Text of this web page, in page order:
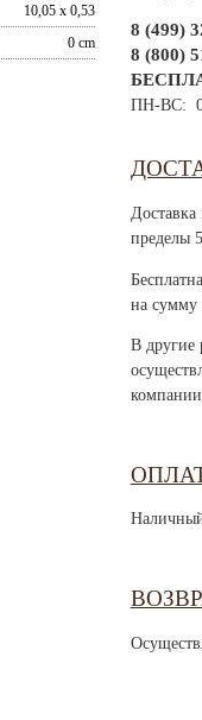
10,05 x 0,53
0 cm
8 (499)
8 (800)
ПН-ВС:
пределы
на сумму
В другие
компании